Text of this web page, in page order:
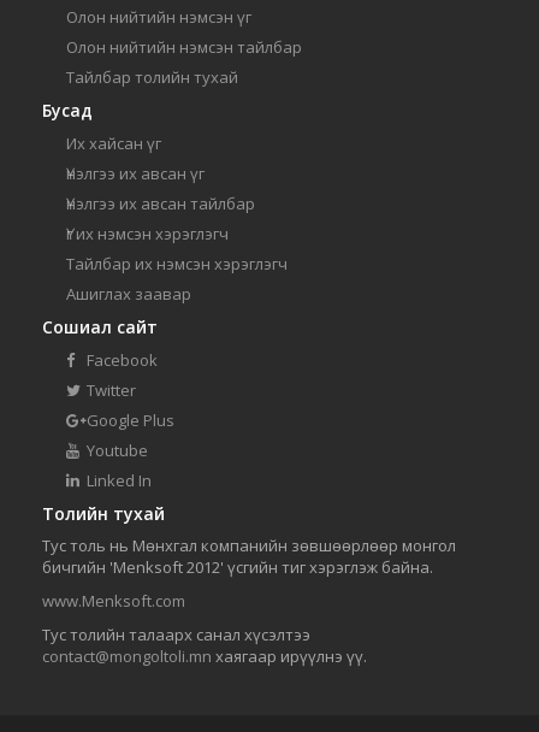
Олон нийтийн нэмсэн үг
Олон нийтийн нэмсэн тайлбар
Тайлбар толийн тухай
Бусад
Их хайсан үг
Үнэлгээ их авсан үг
Үнэлгээ их авсан тайлбар
Үг их нэмсэн хэрэглэгч
Тайлбар их нэмсэн хэрэглэгч
Ашиглах заавар
Сошиал сайт
Facebook
Twitter
Google Plus
Youtube
Linked In
Толийн тухай
Тус толь нь Мөнхгал компанийн зөвшөөрлөөр монгол
бичгийн 'Menksoft 2012' үсгийн тиг хэрэглэж байна.
www.Menksoft.com
Тус толийн талаарх санал хүсэлтээ
contact@mongoltoli.mn хаягаар ирүүлнэ үү.